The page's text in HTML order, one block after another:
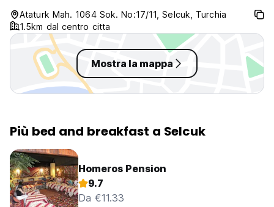
Ataturk Mah. 1064 Sok. No:17/11, Selcuk, Turchia
1.5km dal centro citta
Mostra la mappa
Più bed and breakfast a Selcuk
Homeros Pension
9.7
Da €11.33